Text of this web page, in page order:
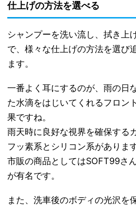
仕上げの方法を選べる
シャンプーを洗い流し、拭き上
で、様々な仕上げの方法を選び
ます。
一番よく耳にするのが、雨の日
た水滴をはじいてくれるフロン
果ですね。
雨天時に良好な視界を確保する
フッ素系とシリコン系があります
市販の商品としてはSOFT99さ
が有名です。
また、洗車後のボディの光沢を